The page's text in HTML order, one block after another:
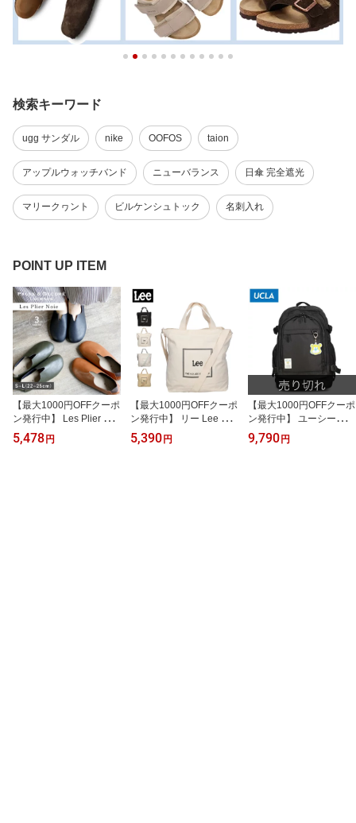
検索キーワード
ugg サンダル nike OOFOS taion
アップルウォッチバンド ニューバランス 日傘 完全遮光
マリークヮント ビルケンシュトック 名刺入れ
POINT UP ITEM
【最大1000円OFFクーポ
ン発行中】 Les Plier レ
プリエ 携帯スリッパ ス
リッポン 折りたたみ ル
5,478円
【最大1000円OFFクーポ
ン発行中】 リー Lee バ
ッグ ショルダーバッグ
トートバッグ 手提げバッ
5,390円
【最大1000円OFFクーポ
ン発行中】 ユーシーエル
エー UCLA バッグ リュ
ック バックパック メン
9,790円